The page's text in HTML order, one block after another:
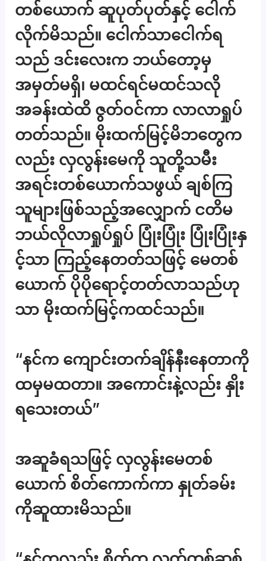
တစ်ယောက် ဆူပုတ်ပုတ်နှင့် ငေါက်
လိုက်မိသည်။ ငေါက်သာငေါက်ရ
သည် ဒင်းလေးက ဘယ်တော့မှ
အမှတ်မရှိ၊ မထင်ရင်မထင်သလို
အခန်းထဲထိ ဇွတ်ဝင်ကာ လာလာရှုပ်
တတ်သည်။ မိုးထက်မြင့်မိဘတွေက
လည်း လှလွန်းမေကို သူတို့သမီး
အရင်းတစ်ယောက်သဖွယ် ချစ်ကြ
သူများဖြစ်သည့်အလျှောက် ငတိမ
ဘယ်လိုလာရှုပ်ရှုပ် ပြုံးပြုံး ပြုံးပြုံးနှ
င့်သာ ကြည့်နေတတ်သဖြင့် မေတစ်
ယောက် ပိုပိုရောင့်တတ်လာသည်ဟု
သာ မိုးထက်မြင့်ကထင်သည်။
“နင်က ကျောင်းတက်ချိန်နီးနေတာကို
ထမှမထတာ။ အကောင်းနဲ့လည်း နှိုး
ရသေးတယ်”
အဆူခံရသဖြင့် လှလွန်းမေတစ်
ယောက် စိတ်ကောက်ကာ နှုတ်ခမ်း
ကိုဆူထားမိသည်။